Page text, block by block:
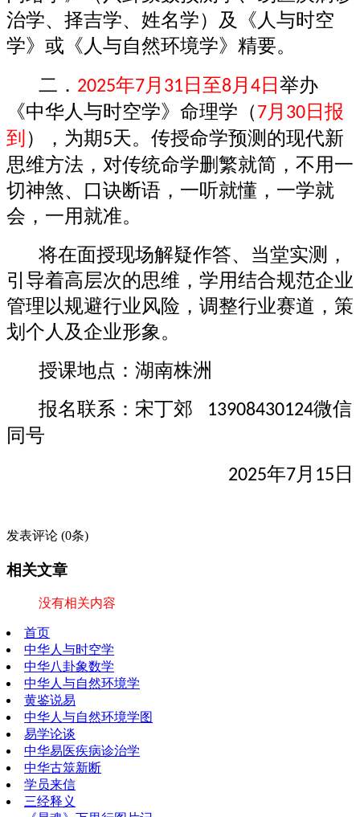
治学、择吉学、姓名学）及《人与时空
学》或《人与自然环境学》精要。
二． 2025年7 月 31 日至8 月 4 日 举办
《中华人与时空学》命理学（7 月 30 日报
到 ），为期5天。传授命学预测的现代新
思维方法，对传统命学删繁就简，不用一
切神煞、口诀断语，一听就懂，一学就
会，一用就准。
将在面授现场解疑作答、当堂实测，
引导着高层次的思维，学用结合规范企业
管理以规避行业风险，调整行业赛道，策
划个人及企业形象。
授课地点：湖南株洲
报名联系：宋丁郊
13908430124微信
同号
2025年7 月 15 日
发表评论 (0条)
相关文章
没有相关内容
首页
中华人与时空学
中华八卦象数学
中华人与自然环境学
黄鉴说易
中华人与自然环境学图
易学论谈
中华易医疾病诊治学
中华古筮新断
学员来信
三经释义